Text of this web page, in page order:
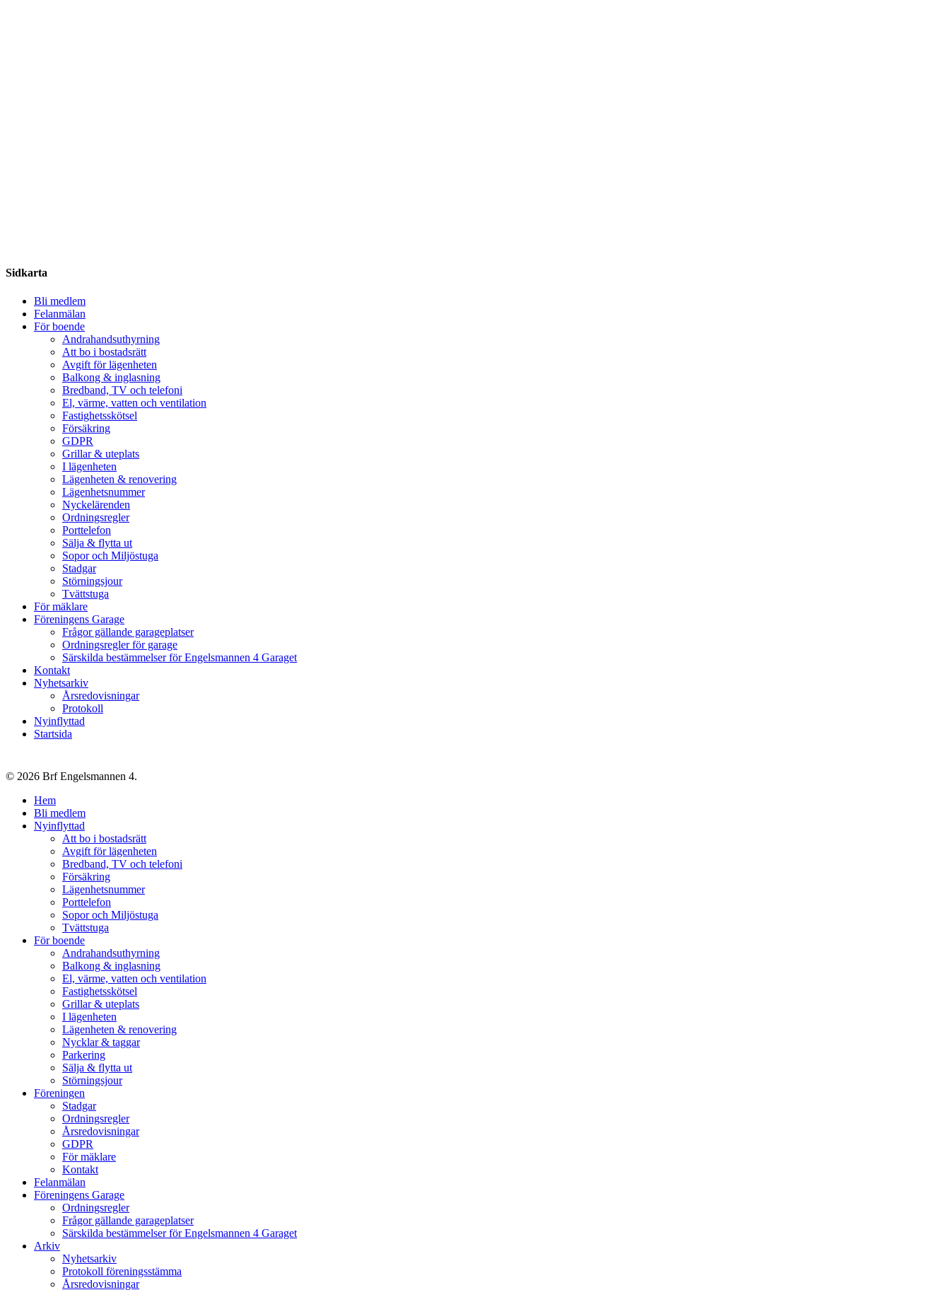
Share
Sidkarta
Bli medlem
Felanmälan
För boende
Andrahandsuthyrning
Att bo i bostadsrätt
Avgift för lägenheten
Balkong & inglasning
Bredband, TV och telefoni
El, värme, vatten och ventilation
Fastighetsskötsel
Försäkring
GDPR
Grillar & uteplats
I lägenheten
Lägenheten & renovering
Lägenhetsnummer
Nyckelärenden
Ordningsregler
Porttelefon
Sälja & flytta ut
Sopor och Miljöstuga
Stadgar
Störningsjour
Tvättstuga
För mäklare
Föreningens Garage
Frågor gällande garageplatser
Ordningsregler för garage
Särskilda bestämmelser för Engelsmannen 4 Garaget
Kontakt
Nyhetsarkiv
Årsredovisningar
Protokoll
Nyinflyttad
Startsida
© 2026 Brf Engelsmannen 4.
Close
Menu
Hem
Bli medlem
Nyinflyttad
Att bo i bostadsrätt
Avgift för lägenheten
Bredband, TV och telefoni
Försäkring
Lägenhetsnummer
Porttelefon
Sopor och Miljöstuga
Tvättstuga
För boende
Andrahandsuthyrning
Balkong & inglasning
El, värme, vatten och ventilation
Fastighetsskötsel
Grillar & uteplats
I lägenheten
Lägenheten & renovering
Nycklar & taggar
Parkering
Sälja & flytta ut
Störningsjour
Föreningen
Stadgar
Ordningsregler
Årsredovisningar
GDPR
För mäklare
Kontakt
Felanmälan
Föreningens Garage
Ordningsregler
Frågor gällande garageplatser
Särskilda bestämmelser för Engelsmannen 4 Garaget
Arkiv
Nyhetsarkiv
Protokoll föreningsstämma
Årsredovisningar